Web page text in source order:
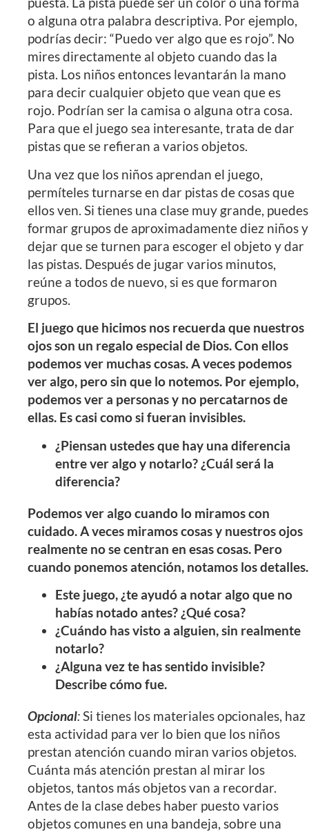
o alguna otra palabra descriptiva. Por ejemplo,
podrías decir: “Puedo ver algo que es rojo”. No
mires directamente al objeto cuando das la
pista. Los niños entonces levantarán la mano
para decir cualquier objeto que vean que es
rojo. Podrían ser la camisa o alguna otra cosa.
Para que el juego sea interesante, trata de dar
pistas que se refieran a varios objetos.
Una vez que los niños aprendan el juego,
permíteles turnarse en dar pistas de cosas que
ellos ven. Si tienes una clase muy grande, puedes
formar grupos de aproximadamente diez niños y
dejar que se turnen para escoger el objeto y dar
las pistas. Después de jugar varios minutos,
reúne a todos de nuevo, si es que formaron
grupos.
El juego que hicimos nos recuerda que nuestros
ojos son un regalo especial de Dios. Con ellos
podemos ver muchas cosas. A veces podemos
ver algo, pero sin que lo notemos. Por ejemplo,
podemos ver a personas y no percatarnos de
ellas. Es casi como si fueran invisibles.
¿Piensan ustedes que hay una diferencia
entre ver algo y notarlo? ¿Cuál será la
diferencia?
Podemos ver algo cuando lo miramos con
cuidado. A veces miramos cosas y nuestros ojos
realmente no se centran en esas cosas. Pero
cuando ponemos atención, notamos los detalles.
Este juego, ¿te ayudó a notar algo que no
habías notado antes? ¿Qué cosa?
¿Cuándo has visto a alguien, sin realmente
notarlo?
¿Alguna vez te has sentido invisible?
Describe cómo fue.
Opcional:Si tienes los materiales opcionales, haz
esta actividad para ver lo bien que los niños
prestan atención cuando miran varios objetos.
Cuánta más atención prestan al mirar los
objetos, tantos más objetos van a recordar.
Antes de la clase debes haber puesto varios
objetos comunes en una bandeja, sobre una